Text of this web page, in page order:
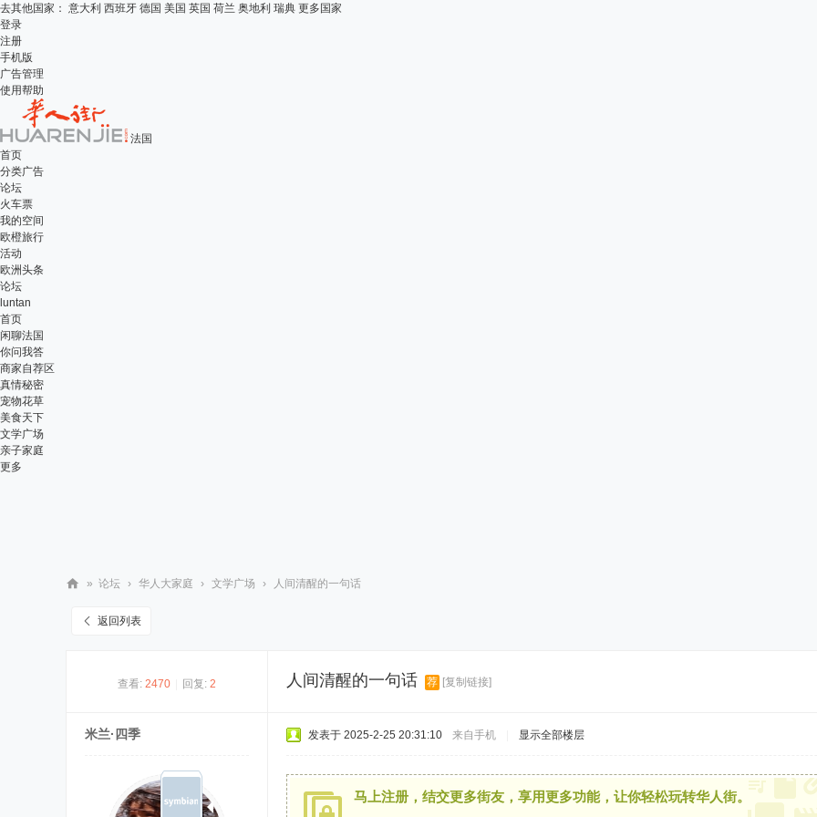
去其他国家： 意大利 西班牙 德国 美国 英国 荷兰 奥地利 瑞典 更多国家
登录
注册
手机版
广告管理
使用帮助
法国
首页
分类广告
论坛
火车票
我的空间
欧橙旅行
活动
欧洲头条
论坛
luntan
首页
闲聊法国
你问我答
商家自荐区
真情秘密
宠物花草
美食天下
文学广场
亲子家庭
更多
» 论坛 › 华人大家庭 › 文学广场 › 人间清醒的一句话
返回列表
查看: 2470 回复: 2 人间清醒的一句话 荐 [复制链接]
米兰·四季 发表于 2025-2-25 20:31:10 来自手机 显示全部楼层
马上注册，结交更多街友，享用更多功能，让你轻松玩转华人街。